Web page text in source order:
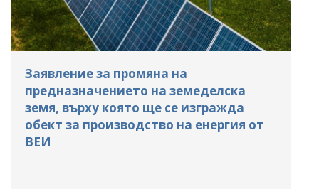
Заявление за промяна на
предназначението на земеделска
земя, върху която ще се изгражда
обект за производство на енергия от
ВЕИ